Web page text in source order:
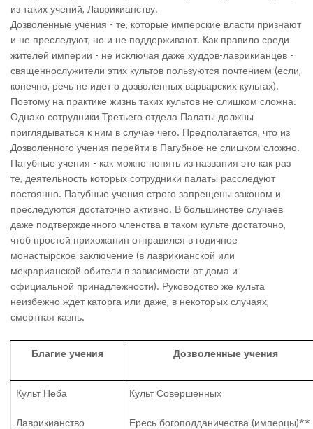
из таких учений, Лаврикианству.
Дозволенные учения - те, которые имперские власти признают
и не преследуют, но и не поддерживают. Как правило среди
жителей империи - не исключая даже худдов-лаврикианцев -
священнослужители этих культов пользуются почтением (если,
конечно, речь не идет о дозволенных варварских культах).
Поэтому на практике жизнь таких культов не слишком сложна.
Однако сотрудники Третьего отдела Палаты должны
приглядываться к ним в случае чего. Предполагается, что из
Дозволенного учения перейти в Пагубное не слишком сложно.
Пагубные учения - как можно понять из названия это как раз
те, деятельность которых сотрудники палаты расследуют
постоянно. Пагубные учения строго запрещены законом и
преследуются достаточно активно. В большинстве случаев
даже подтвержденного членства в таком культе достаточно,
чтоб простой прихожанин отправился в годичное
монастырское заключение (в лаврикианской или
мекрарианской обители в зависимости от дома и
официальной принадлежности). Руководство же культа
неизбежно ждет каторга или даже, в некоторых случаях,
смертная казнь.
Благие учения Дозволенные учения
Культ Неба
Лаврикианство
Культ Совершенных
Ересь богоподданичества (имперцы)**